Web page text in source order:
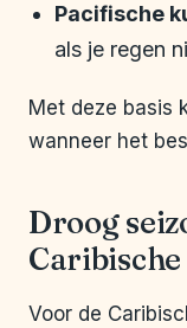
Pacifische
als je regen
Met deze basis
wanneer het
Droog
Voor de